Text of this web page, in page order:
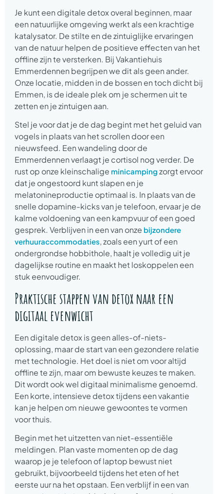
Je kunt een digitale detox overal beginnen, maar
een natuurlijke omgeving werkt als een krachtige
katalysator. De stilte en de zintuiglijke ervaringen
van de natuur helpen de positieve effecten van het
offline zijn te versterken. Bij Vakantiehuis
Emmerdennen begrijpen we dit als geen ander.
Onze locatie, midden in de bossen en toch dicht bij
Emmen, is de ideale plek om je schermen uit te
zetten en je zintuigen aan.
Stel je voor dat je de dag begint met het geluid van
vogels in plaats van het scrollen door een
nieuwsfeed. Een wandeling door de
Emmerdennen verlaagt je cortisol nog verder. De
rust op onze kleinschalige minicamping zorgt ervoor
dat je ongestoord kunt slapen en je
melatonineproductie optimaal is. In plaats van de
snelle dopamine-kicks van je telefoon, ervaar je de
kalme voldoening van een kampvuur of een goed
gesprek. Verblijven in een van onze bijzondere
verhuuraccommodaties, zoals een yurt of een
ondergrondse hobbithole, haalt je volledig uit je
dagelijkse routine en maakt het loskoppelen een
stuk eenvoudiger.
Praktische stappen van detox naar een
digitaal evenwicht
Een digitale detox is geen alles-of-niets-
oplossing, maar de start van een gezondere relatie
met technologie. Het doel is niet om voor altijd
offline te zijn, maar om bewuste keuzes te maken.
Dit wordt ook wel digitaal minimalisme genoemd.
Een korte, intensieve detox tijdens een vakantie
kan je helpen om nieuwe gewoontes te vormen
voor thuis.
Begin met het uitzetten van niet-essentiële
meldingen. Plan vaste momenten op de dag
waarop je je telefoon of laptop bewust niet
gebruikt, bijvoorbeeld tijdens het eten of het
eerste uur na het opstaan. Een verblijf in een van